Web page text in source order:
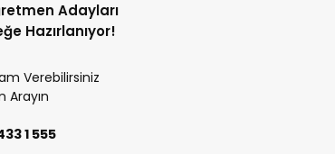
Adayları
Hazırlanıyor!
Verebilirsiniz
Arayın
1 555